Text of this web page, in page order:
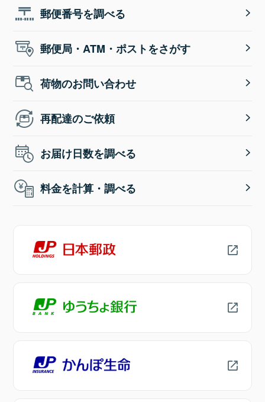
郵便番号を調べる
郵便局・ATM・ポストをさがす
荷物のお問い合わせ
再配達のご依頼
お届け日数を調べる
料金を計算・調べる